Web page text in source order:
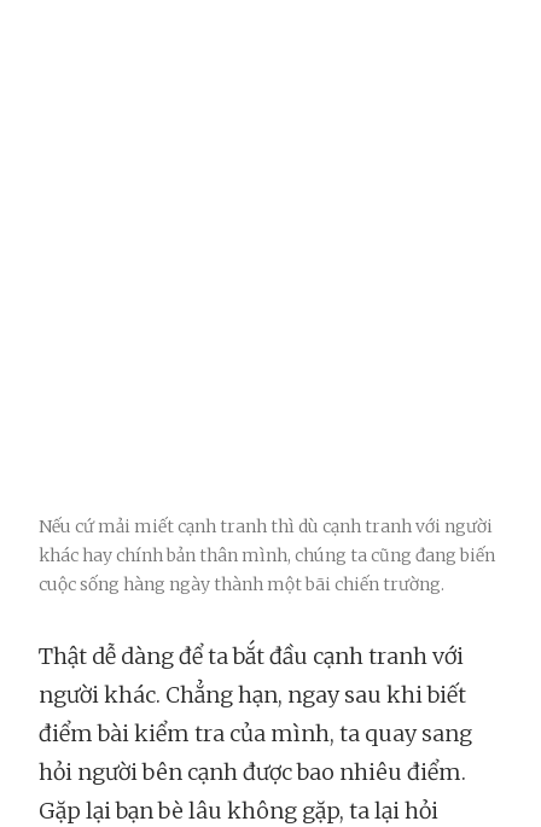
Nếu cứ mải miết cạnh tranh thì dù cạnh tranh với người
khác hay chính bản thân mình, chúng ta cũng đang biến
cuộc sống hàng ngày thành một bãi chiến trường.
Thật dễ dàng để ta bắt đầu cạnh tranh với
người khác. Chẳng hạn, ngay sau khi biết
điểm bài kiểm tra của mình, ta quay sang
hỏi người bên cạnh được bao nhiêu điểm.
Gặp lại bạn bè lâu không gặp, ta lại hỏi